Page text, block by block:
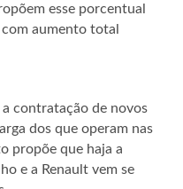
esse porcentual
com aumento total
contratação de novos
dos que operam nas
propõe que haja a
e a Renault vem se